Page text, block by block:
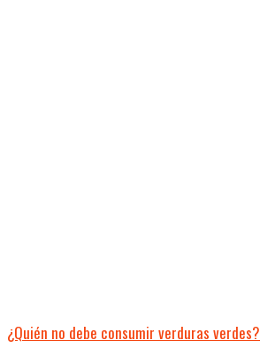
¿Quién no debe consumir verduras verdes?